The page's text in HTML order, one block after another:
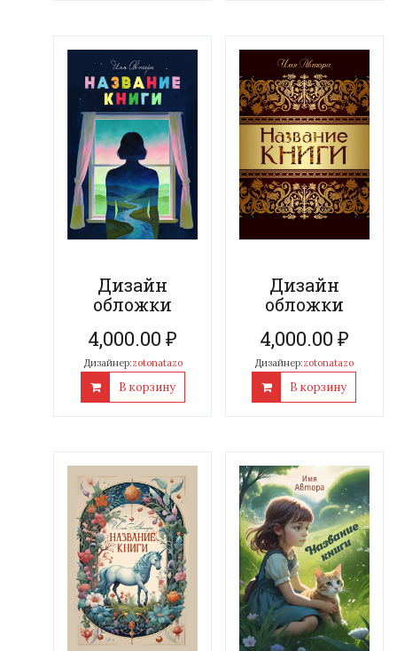
Дизайн
обложки
4,000.00₽
Дизайнер:zotonatazo
В корзину
Дизайн
обложки
4,000.00 ₽
Дизайнер:zotonatazo
В корзину